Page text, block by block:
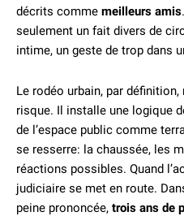
décrits comme meilleurs amis
seulement un fait divers de
intime, un geste de trop dans
Le rodéo urbain, par
risque. Il installe une logique
de l’espace public comme
se resserre: la chaussée, les
réactions possibles. Quand
judiciaire se met en route.
peine prononcée, trois ans de